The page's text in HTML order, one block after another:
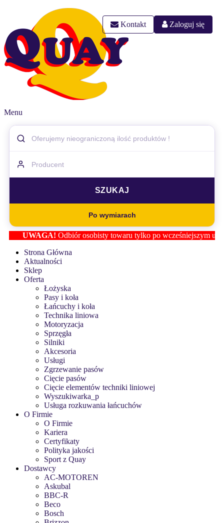
Kontakt Zaloguj się
Menu
Po wymiarach
UWAGA!Odbiór osobisty towaru tylko po wcześniejszym
Strona Główna
Aktualności
Sklep
Oferta
Łożyska
Pasy i koła
Łańcuchy i koła
Technika liniowa
Motoryzacja
Sprzęgła
Silniki
Akcesoria
Usługi
Zgrzewanie pasów
Cięcie pasów
Cięcie elementów techniki liniowej
Wyszukiwarka_p
Usługa rozkuwania łańcuchów
O Firmie
O Firmie
Kariera
Certyfikaty
Polityka jakości
Sport z Quay
Dostawcy
AC-MOTOREN
Askubal
BBC-R
Beco
Bosch